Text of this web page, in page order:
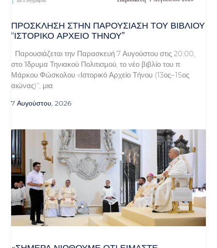
ΠΡΌΣΚΛΗΣΗ ΣΤΗΝ ΠΑΡΟΥΣΊΑΣΗ ΤΟΥ ΒΙΒΛΊΟΥ
“ΙΣΤΟΡΙΚΌ ΑΡΧΕΊΟ ΤΉΝΟΥ”
Παρουσιάζεται την Παρασκευή 7 Αυγούστου στις 20:00,
στο Ίδρυμα Τηνιακού Πολιτισμού, το νέο βιβλίο του π.
Μάρκου Φώσκολου «Ιστορικό Αρχείο Τήνου (13ος–15ος
αιώνας)”, μια
7 Αυγούστου, 2026